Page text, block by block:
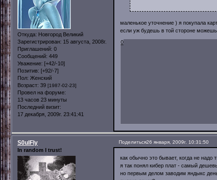
Откуда: Новгород Великий
Зарегистрирован: 15 августа, 2008г.
Приглашений: 0
Сообщений: 449
Уважение: [+42/-10]
Позитив: [+92/-7]
Пол: Женский
Возраст: 39 [1987-02-23]
Провел на форуме:
13 часов 23 минуты
Последний визит:
17 декабря, 2009г. 23:41:41
маленькое уточнение ) я покупала
если уж будешь в той стороне
0
Поделиться26 января, 2009г. 10:31:50
S0ulFly
In random I trust!
как обычно это бывает, когда не
я так понял кибер плат - самый
но первым делом заводим яндыкс